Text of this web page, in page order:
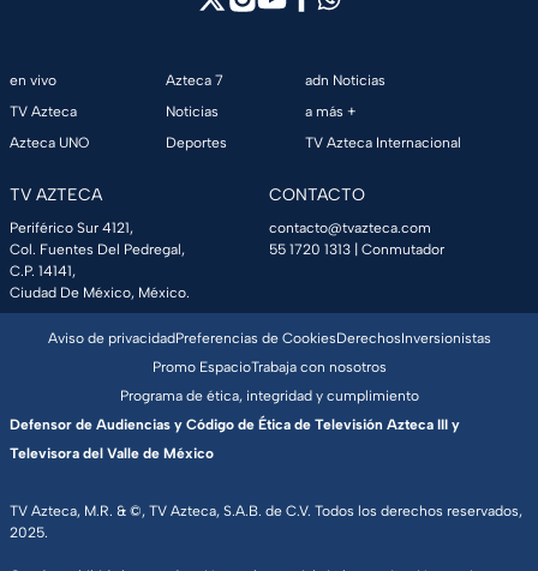
en vivo
TV Azteca
Azteca UNO
Azteca 7
Noticias
Deportes
adn Noticias
a más +
TV Azteca Internacional
TV AZTECA
Periférico Sur 4121,
Col. Fuentes Del Pedregal,
C.P. 14141,
Ciudad De México, México.
CONTACTO
contacto@tvazteca.com
55 1720 1313 | Conmutador
TV Azteca, M.R. & ©, TV Azteca, S.A.B. de C.V. Todos los derechos reservados,
2025.
Aviso de privacidadPreferencias de CookiesDerechosInversionistas
Promo EspacioTrabaja con nosotros
Programa de ética, integridad y cumplimiento
Defensor de Audiencias y Código de Ética de Televisión Azteca III y
Televisora del Valle de México